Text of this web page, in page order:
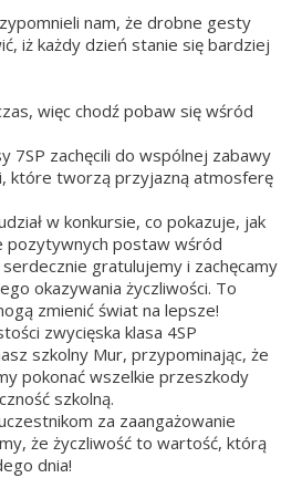
nam, że drobne gesty
iż każdy dzień stanie się bardziej
więc chodź pobaw się wśród
7SP zachęcili do wspólnej zabawy
które tworzą przyjazną atmosferę
w konkursie, co pokazuje, jak
pozytywnych postaw wśród
gratulujemy i zachęcamy
okazywania życzliwości. To
zmienić świat na lepsze!
zwycięska klasa 4SP
szkolny Mur, przypominając, że
pokonać wszelkie przeszkody
szkolną.
za zaangażowanie
że życzliwość to wartość, którą
dnia!